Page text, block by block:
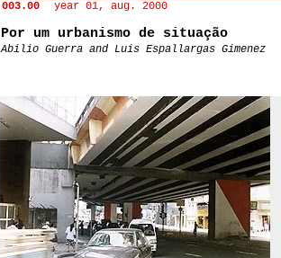
003.00 year 01, aug. 2000
Por um urbanismo de situação
Abilio Guerra and Luis Espallargas Gimenez